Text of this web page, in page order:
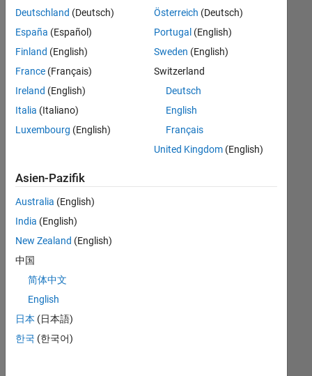
können
die
Suchkriterien
weiter
fassen
oder
alle
Stellenangebote
anzeigen .
noch
keine
offenen
Stellen
können,
die
Ihren
entsprechen,
werden
Deutschland (Deutsch)
España (Español)
Finland (English)
France (Français)
Ireland (English)
Italia (Italiano)
Luxembourg (English)
Österreich (Deutsch)
Portugal (English)
Sweden (English)
Switzerland
Deutsch
English
Français
United Kingdom(English)
Asien-Pazifik
Australia (English)
India (English)
New Zealand (English)
中国
简体中文
English
日本 (日本語)
한국 (한국어)